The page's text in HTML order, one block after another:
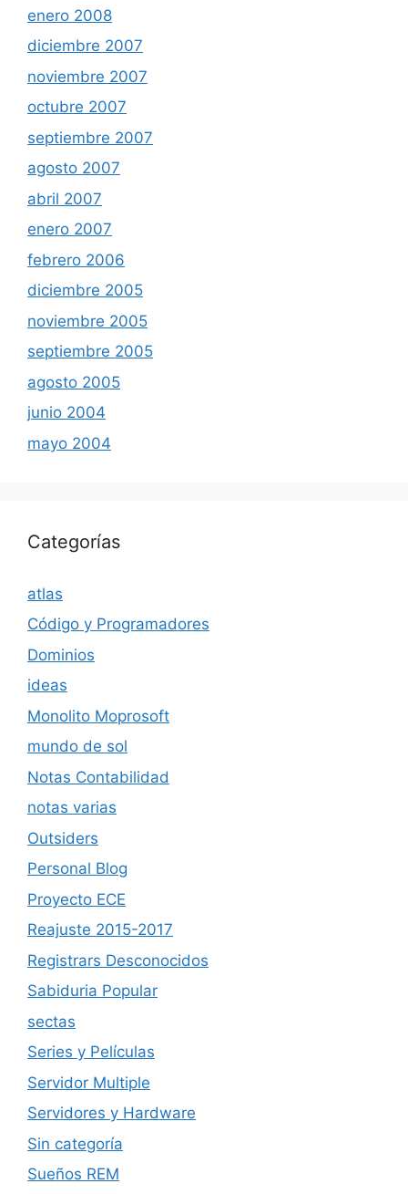
enero 2008
diciembre 2007
noviembre 2007
octubre 2007
septiembre 2007
agosto 2007
abril 2007
enero 2007
febrero 2006
diciembre 2005
noviembre 2005
septiembre 2005
agosto 2005
junio 2004
mayo 2004
Categorías
atlas
Código y Programadores
Dominios
ideas
Monolito Moprosoft
mundo de sol
Notas Contabilidad
notas varias
Outsiders
Personal Blog
Proyecto ECE
Reajuste 2015-2017
Registrars Desconocidos
Sabiduria Popular
sectas
Series y Películas
Servidor Multiple
Servidores y Hardware
Sin categoría
Sueños REM